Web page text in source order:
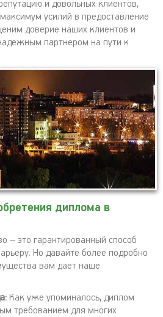
и довольных клиентов,
усилий в предоставление
доверие наших клиентов и
партнером на пути к
диплома в
– это гарантированный способ
Но давайте более подробно
вам дает наше
Как уже упоминалось, диплом
требованием для многих